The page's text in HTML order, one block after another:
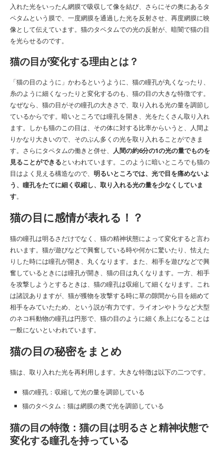
入れた光をいったん網膜で吸収して像を結び、さらにその奥にあるタ
ペタムという膜で、一度網膜を通過した光を反射させ、再度網膜に映
像として伝えています。猫のタペタムでの光の反射が、暗闇で猫の目
を光らせるのです。
猫の目が変化する理由とは？
「猫の目のように」かわるというように、猫の瞳孔が丸くなったり、
糸のように細くなったりと変化するのも、猫の目の大きな特徴です。
なぜなら、猫の目がその瞳孔の大きさで、取り入れる光の量を調節し
ているからです。暗いところでは瞳孔を開き、光をたくさん取り入れ
ます。しかも猫のこの目は、その体に対する比率からいうと、人間よ
りかなり大きいので、そのぶん多くの光を取り入れることができま
す。さらにタペタムの働きと併せ、 人間の約6分の1の光の量でものを
見ることができるといわれています。このように暗いところでも猫の
目はよく見える構造なので、 明るいところでは、光で目を痛めないよ
う、瞳孔をたてに細く収縮し、取り入れる光の量を少なくしていま
す。
猫の目に感情が表れる！？
猫の瞳孔は明るさだけでなく、猫の精神状態によって変化すると言わ
れいます。猫が遊びなどで興奮している時や何かに驚いたり、怯えた
りした時には瞳孔が開き、丸くなります。また、相手を遊びなどで興
奮しているときには瞳孔が開き、猫の目は丸くなります。一方、相手
を攻撃しようとするときは、猫の瞳孔は収縮して細くなります。これ
は諸説ありますが、猫が獲物を攻撃する時に草の隙間から目を細めて
相手をみていたため、という説が有力です。ライオンやトラなど大型
のネコ科動物の瞳孔は円形で、猫の目のように細く糸上になることは
一般にないといわれています。
猫の目の秘密をまとめ
猫は、取り入れた光を再利用します。大きな特徴は以下の二つです。
猫の瞳孔：収縮して光の量を調節している
猫のタペタム：猫は網膜の奥で光を調節している
猫の目の特徴：猫の目は明るさと精神状態で
変化する瞳孔を持っている